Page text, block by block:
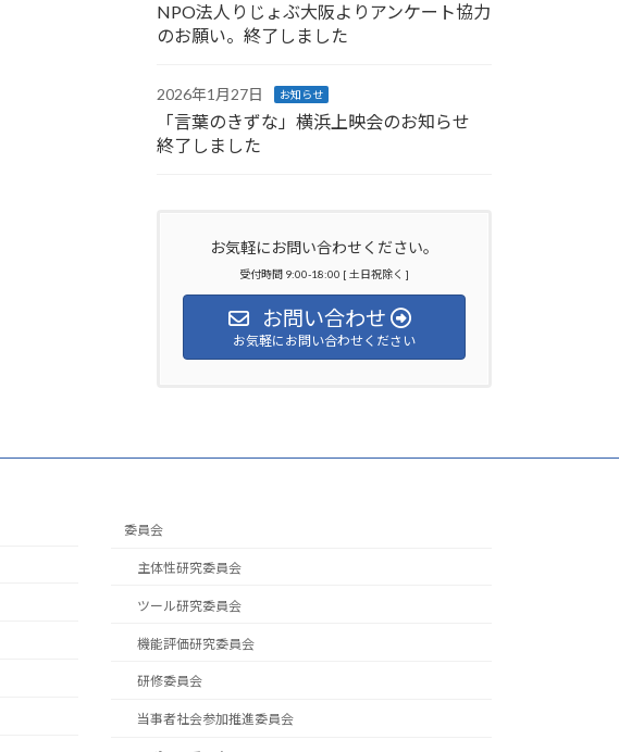
NPO法人りじょぶ大阪よりアンケート協力
のお願い。終了しました
2026年1月27日 お知らせ
「言葉のきずな」横浜上映会のお知らせ
終了しました
お気軽にお問い合わせください。
受付時間 9:00-18:00 [ 土日祝除く ]
お問い合わせ
お気軽にお問い合わせください
委員会
主体性研究委員会
ツール研究委員会
機能評価研究委員会
研修委員会
当事者社会参加推進委員会